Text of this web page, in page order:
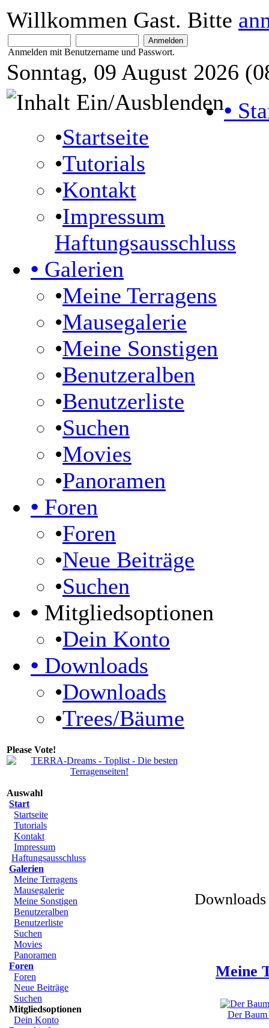
Willkommen Gast. Bitte
Anmelden mit Benutzername und Passwort.
Sonntag, 09 August 2026
•
•Startseite
•Tutorials
•Kontakt
•Impressum
Haftungsausschluss
• Galerien
•Meine Terragens
•Mausegalerie
•Meine Sonstigen
•Benutzeralben
•Benutzerliste
•Suchen
•Movies
•Panoramen
• Foren
•Foren
•Neue Beiträge
•Suchen
• Mitgliedsoptionen
•Dein Konto
• Downloads
•Downloads
•Trees/Bäume
Please Vote!
Auswahl
Start
Startseite
Tutorials
Kontakt
Impressum
Haftungsausschluss
Galerien
Meine Terragens
Mausegalerie
Meine Sonstigen
Benutzeralben
Benutzerliste
Suchen
Movies
Panoramen
Foren
Foren
Neue Beiträge
Suchen
Mitgliedsoptionen
Dein Konto
Downloads
Meine
Der